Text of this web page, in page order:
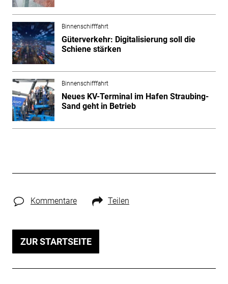
Binnenschifffahrt
Güterverkehr: Digitalisierung soll die
Schiene stärken
Binnenschifffahrt
Neues KV-Terminal im Hafen Straubing-
Sand geht in Betrieb
Kommentare Teilen
ZUR STARTSEITE